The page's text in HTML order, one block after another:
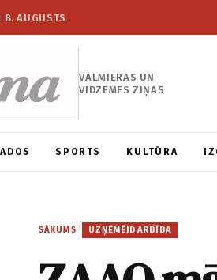
8. AUGUSTS
VALMIERAS UN
VIDZEMES ZIŅAS
SPORTS KULTŪRA
SĀKUMS / UZŅĒMĒJDARBĪBA